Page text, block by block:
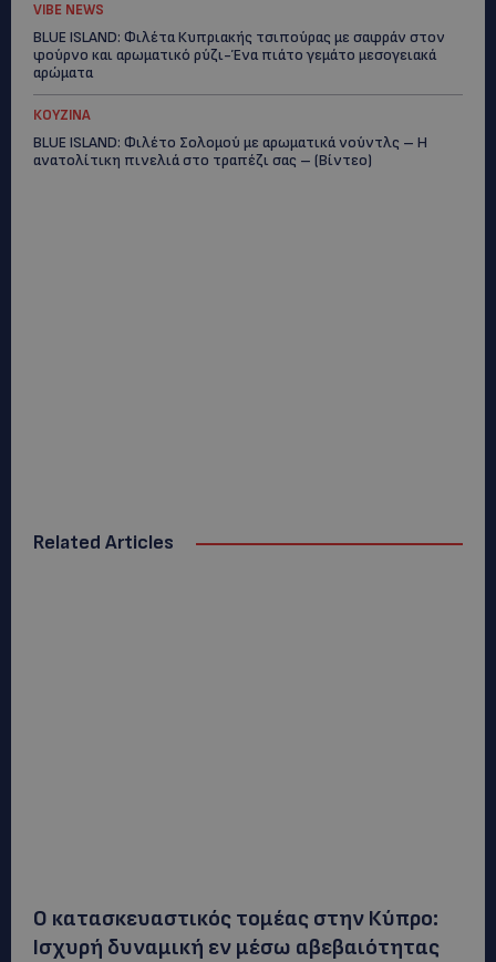
VIBE NEWS
BLUE ISLAND: Φιλέτα Κυπριακής τσιπούρας με σαφράν στον
φούρνο και αρωματικό ρύζι-Ένα πιάτο γεμάτο μεσογειακά
αρώματα
ΚΟΥΖΙΝΑ
BLUE ISLAND: Φιλέτο Σολομού με αρωματικά νούντλς – Η
ανατολίτικη πινελιά στο τραπέζι σας – (Βίντεο)
Related Articles
Ο κατασκευαστικός τομέας στην Κύπρο:
Ισχυρή δυναμική εν μέσω αβεβαιότητας